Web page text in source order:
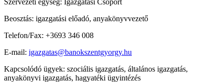
Beosztás: igazgatási előadó, anyakönyvvezető
Telefon/Fax: +3693 346 008
E-mail: igazgatas@banokszentgyorgy.hu
Kapcsolódó ügyek: szociális igazgatás, általános igazgatás,
anyakönyvi igazgatás, hagyatéki ügyintézés